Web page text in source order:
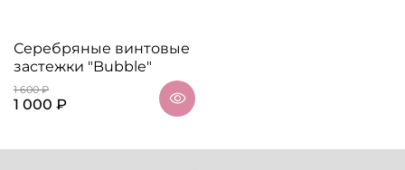
Серебряные винтовые
застежки "Bubble"
1 600 ₽
1 000 ₽